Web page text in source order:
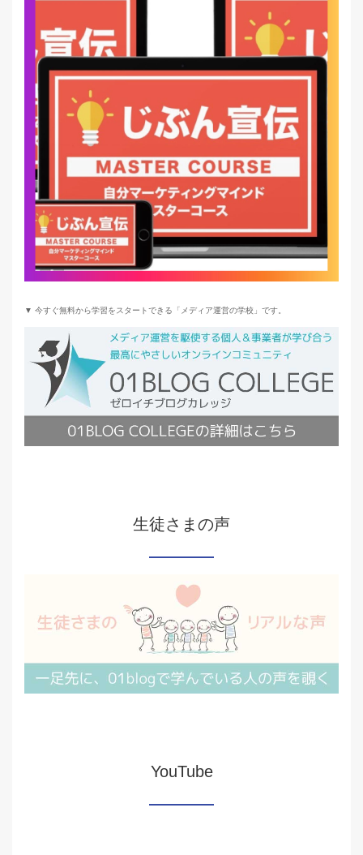
▼ 今すぐ無料から学習をスタートできる「メディア運営の学校」です。
生徒さまの声
YouTube